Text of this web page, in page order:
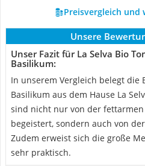
Preisvergleich und
Unsere
Unser Fazit für La Selva Bio
Basilikum:
In unserem Vergleich belegt die
Basilikum aus dem Hause La
sind nicht nur von der fettarmen
begeistert, sondern auch von
Zudem erweist sich die große
sehr praktisch.